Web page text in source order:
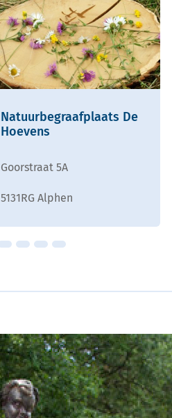
Natuurbegraafplaats De
Hoevens
Goorstraat 5A
5131RG Alphen